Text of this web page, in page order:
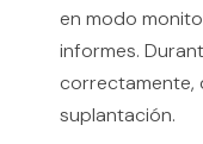
en modo
informes.
correctamente,
suplantación.